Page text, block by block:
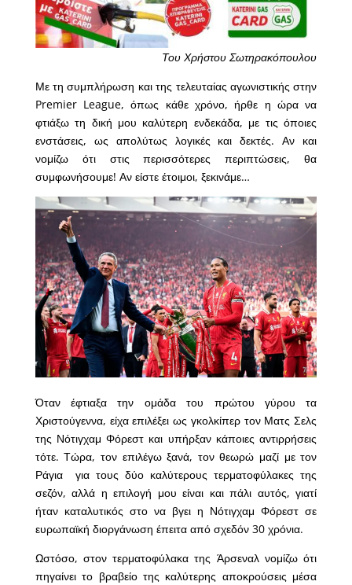
Του Χρήστου Σωτηρακόπουλου
Με τη συμπλήρωση και της τελευταίας αγωνιστικής στην
Premier League, όπως κάθε χρόνο, ήρθε η ώρα να
φτιάξω τη δική μου καλύτερη ενδεκάδα, με τις όποιες
ενστάσεις, ως απολύτως λογικές και δεκτές. Αν και
νομίζω ότι στις περισσότερες περιπτώσεις, θα
συμφωνήσουμε! Αν είστε έτοιμοι, ξεκινάμε…
Όταν έφτιαξα την ομάδα του πρώτου γύρου τα
Χριστούγεννα, είχα επιλέξει ως γκολκίπερ τον Ματς Σελς
της Νότιγχαμ Φόρεστ και υπήρξαν κάποιες αντιρρήσεις
τότε. Τώρα, τον επιλέγω ξανά, τον θεωρώ μαζί με τον
Ράγια για τους δύο καλύτερους τερματοφύλακες της
σεζόν, αλλά η επιλογή μου είναι και πάλι αυτός, γιατί
ήταν καταλυτικός στο να βγει η Νότιγχαμ Φόρεστ σε
ευρωπαϊκή διοργάνωση έπειτα από σχεδόν 30 χρόνια.
Ωστόσο, στον τερματοφύλακα της Άρσεναλ νομίζω ότι
πηγαίνει το βραβείο της καλύτερης αποκρούσεις μέσα